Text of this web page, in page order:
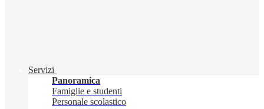
Servizi
Panoramica
Famiglie e studenti
Personale scolastico